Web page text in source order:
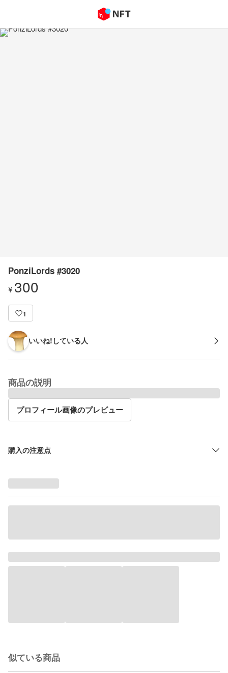
PonziLords #3020
¥ 300
1
いいね!している人
商品の説明
プロフィール画像のプレビュー
購入の注意点
似ている商品